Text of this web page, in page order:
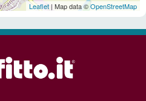
Leaflet | Map data ©OpenStreetMap